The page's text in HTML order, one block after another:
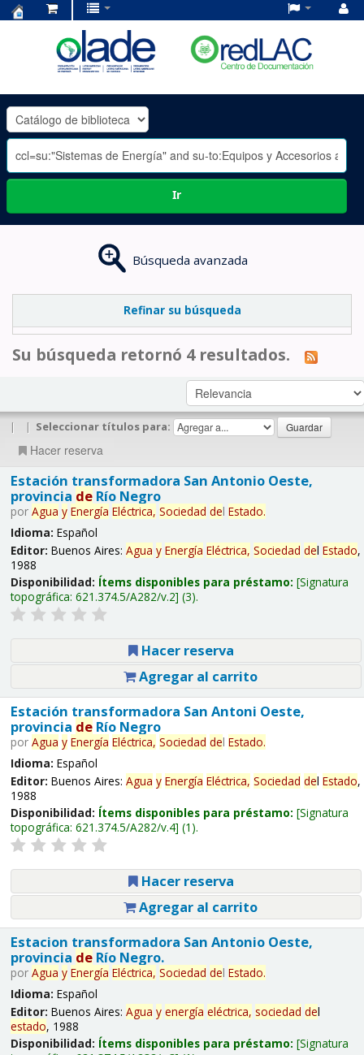
OLADE
-
Ir
Búsqueda avanzada
Refinar su búsqueda
Su búsqueda retornó 4 resultados.
| | Seleccionar títulos para:
Hacer reserva
Estación transformadora San Antonio Oeste,
provincia deRío Negro
por Agua y Energía Eléctrica, Sociedad del Estado.
Idioma: Español
Editor: Buenos Aires: Agua y Energía Eléctrica, Sociedad del Estado,
1988
Disponibilidad: Ítems disponibles para préstamo: Signatura
topográfica: 621.374.5/A282/v.2 (3).
Hacer reserva
Agregar al carrito
Estación transformadora San Antoni Oeste,
provincia deRío Negro
por Agua y Energía Eléctrica, Sociedad del Estado.
Idioma: Español
Editor: Buenos Aires: Agua y Energía Eléctrica, Sociedad del Estado,
1988
Disponibilidad: Ítems disponibles para préstamo: Signatura
topográfica: 621.374.5/A282/v.4 (1).
Hacer reserva
Agregar al carrito
Estacion transformadora San Antonio Oeste,
provincia deRío Negro.
por Agua y Energía Eléctrica, Sociedad del Estado.
Idioma: Español
Editor: Buenos Aires: Agua y energía eléctrica, sociedad del
estado, 1988
Disponibilidad: Ítems disponibles para préstamo: Signatura